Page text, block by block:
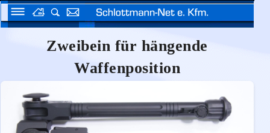
Zweibein für hängende
Waffenposition